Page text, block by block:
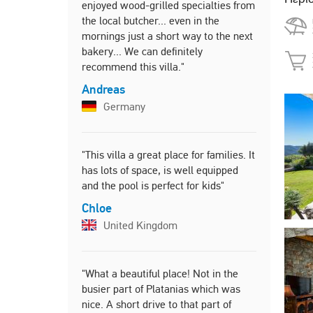
enjoyed wood-grilled specialties from
the local butcher... even in the
mornings just a short way to the next
bakery... We can definitely
recommend this villa."
Andreas
Germany
"This villa a great place for families. It
has lots of space, is well equipped
and the pool is perfect for kids"
Chloe
United Kingdom
"What a beautiful place! Not in the
busier part of Platanias which was
nice. A short drive to that part of
"This
modern.
facilities,
Superb."
Jonathan
Malta